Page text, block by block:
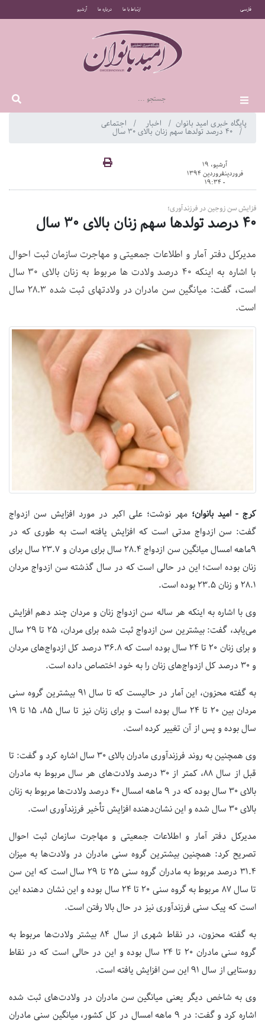
فارسی ارتباط با ما درباره ما آرشیو
پایگاه خبری امید بانوان اخبار اجتماعی
آرشیو، 19
فروردینفروردین 1394
- 19:34
فزایش سن زوجین در فرزندآوری؛
۴۰ درصد تولدها سهم زنان بالای ۳۰ سال
مدیرکل دفتر آمار و اطلاعات جمعیتی و مهاجرت سازمان ثبت احوال
با اشاره به اینکه ۴۰ درصد ولادت ها مربوط به زنان بالای ۳۰ سال
است، گفت: میانگین سن مادران در ولادتهای ثبت شده ۲۸.۳ سال
است.
کرج - امید بانوان؛ مهر نوشت؛ علی اکبر در مورد افزایش سن ازدواج
گفت: سن ازدواج مدتی است که افزایش یافته است به طوری که در
۹ماهه امسال میانگین سن ازدواج ۲۸.۴ سال برای مردان و ۲۳.۷ سال برای
زنان بوده است؛ این در حالی است که در سال گذشته سن ازدواج مردان
۲۸.۱ و زنان ۲۳.۵ بوده است.
وی با اشاره به اینکه هر ساله سن ازدواج زنان و مردان چند دهم افزایش
می‌یابد، گفت: بیشترین سن ازدواج ثبت شده برای مردان، ۲۵ تا ۲۹ سال
و برای زنان ۲۰ تا ۲۴ سال بوده است که ۳۶.۸ درصد کل ازدواج‌های مردان
و ۳۰ درصد کل ازدواج‌های زنان را به خود اختصاص داده است.
به گفته محزون، این آمار در حالیست که تا سال ۹۱ بیشترین گروه سنی
مردان بین ۲۰ تا ۲۴ سال بوده است و برای زنان نیز تا سال ۸۵، ۱۵ تا ۱۹
سال بوده و پس از آن تغییر کرده است.
وی همچنین به روند فرزندآوری مادران بالای ۳۰ سال اشاره کرد و گفت: تا
قبل از سال ۸۸، کمتر از ۳۰ درصد ولادت‌های هر سال مربوط به مادران
بالای ۳۰ سال بوده که در ۹ ماهه امسال ۴۰ درصد ولادت‌ها مربوط به زنان
بالای ۳۰ سال شده و این نشان‌دهنده افزایش تأخیر فرزندآوری است.
مدیرکل دفتر آمار و اطلاعات جمعیتی و مهاجرت سازمان ثبت احوال
تصریح کرد: همچنین بیشترین گروه سنی مادران در ولادت‌ها به میزان
۳۱.۴ درصد مربوط به مادران گروه سنی ۲۵ تا ۲۹ سال است که این سن
تا سال ۸۷ مربوط به گروه سنی ۲۰ تا ۲۴ سال بوده و این نشان دهنده این
است که پیک سنی فرزندآوری نیز در حال بالا رفتن است.
به گفته محزون، در نقاط شهری از سال ۸۴ بیشتر ولادت‌ها مربوط به
گروه سنی مادران ۲۰ تا ۲۴ سال بوده و این در حالی است که در نقاط
روستایی از سال ۹۱ این سن افزایش یافته است.
وی به شاخص دیگر یعنی میانگین سن مادران در ولادت‌های ثبت شده
اشاره کرد و گفت: در ۹ ماهه امسال در کل کشور، میانگین سنی مادران